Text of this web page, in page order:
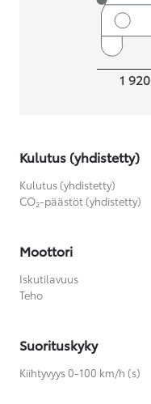
Leveys
1 920
Kulutus (yhdistetty)
Kulutus (yhdistetty)
CO₂-päästöt (yhdistetty)
Moottori
Iskutilavuus
Teho
Suorituskyky
Kiihtyvyys 0-100 km/h (s)